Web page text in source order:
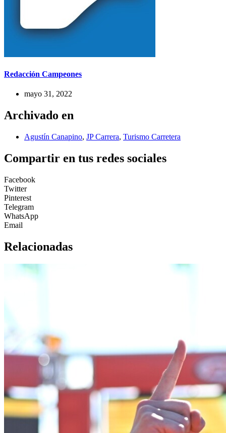
Redacción Campeones
mayo 31, 2022
Archivado en
Agustín Canapino, JP Carrera, Turismo Carretera
Compartir en tus redes sociales
Facebook
Twitter
Pinterest
Telegram
WhatsApp
Email
Relacionadas